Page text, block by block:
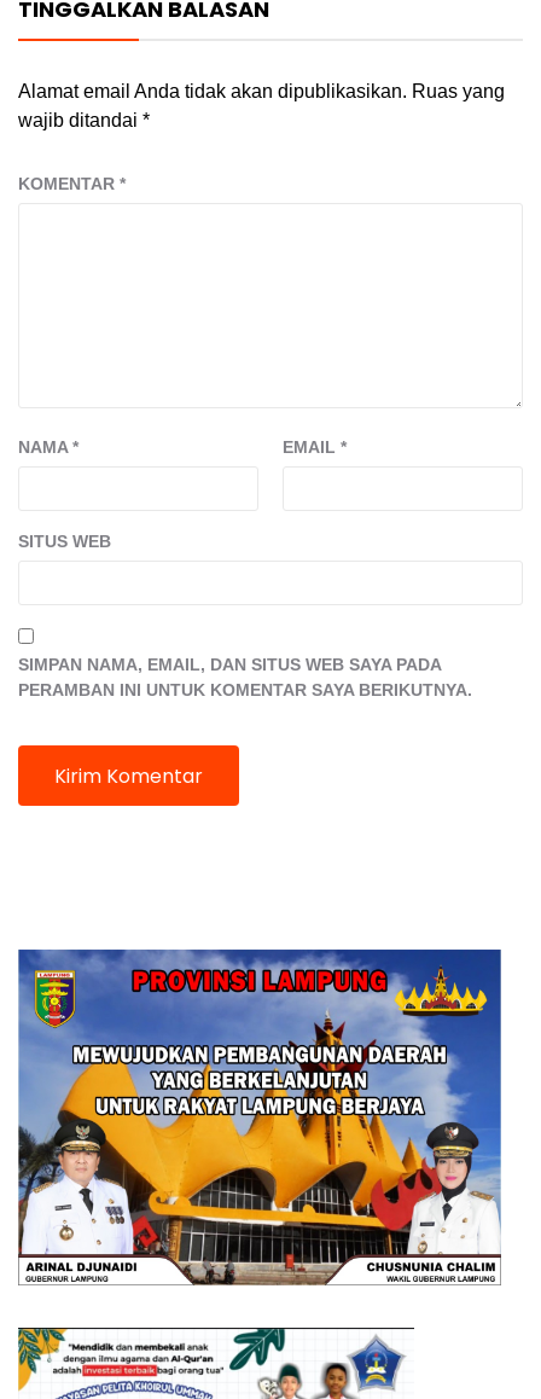
TINGGALKAN BALASAN
Alamat email Anda tidak akan dipublikasikan. Ruas yang
wajib ditandai *
KOMENTAR *
NAMA* EMAIL *
SITUS WEB
SIMPAN NAMA, EMAIL, DAN SITUS WEB SAYA PADA
PERAMBAN INI UNTUK KOMENTAR SAYA BERIKUTNYA.